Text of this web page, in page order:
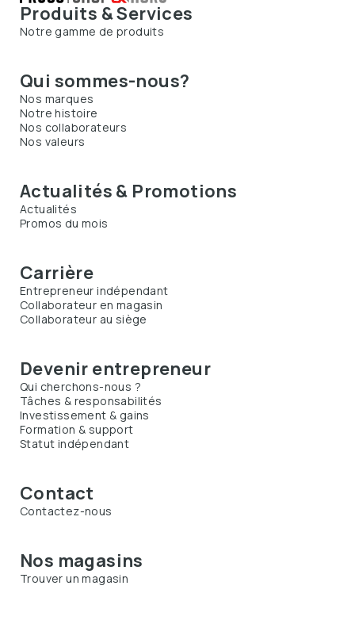
Produits & Services
Notre gamme de produits
Qui sommes-nous?
Nos marques
Notre histoire
Nos collaborateurs
Nos valeurs
Actualités & Promotions
Actualités
Promos du mois
Carrière
Entrepreneur indépendant
Collaborateur en magasin
Collaborateur au siège
Devenir entrepreneur
Qui cherchons-nous ?
Tâches & responsabilités
Investissement & gains
Formation & support
Statut indépendant
Contact
Contactez-nous
Nos magasins
Trouver un magasin